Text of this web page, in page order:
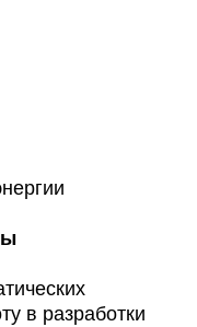
в разработки